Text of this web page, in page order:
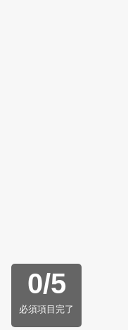
0/5
必須項目完了